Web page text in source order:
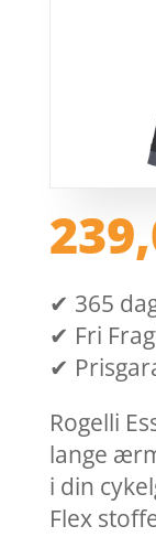
✔ 365
✔ Fri
✔
Rogelli
lange
i din
Flex